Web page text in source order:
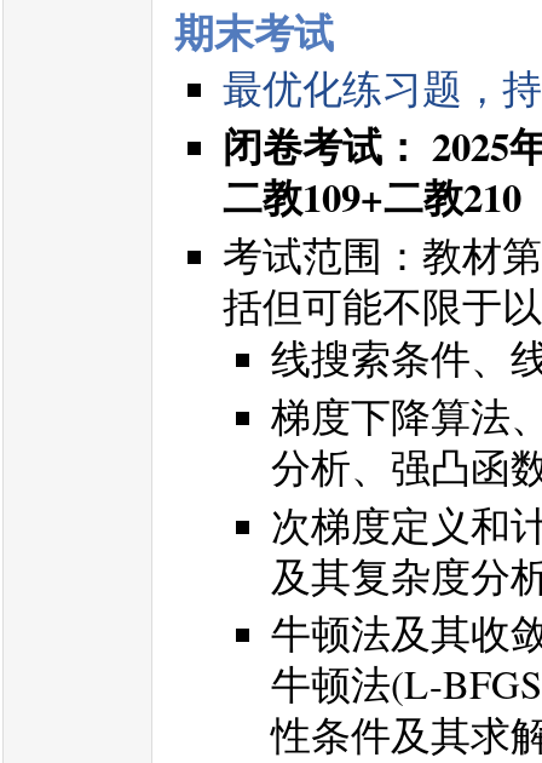
期末考试
最优化练习题，
闭卷考试： 2025
二教109+二教210
考试范围：教材
括但可能不限于
线搜索条件、
梯度下降算法
分析、强凸函
次梯度定义和
及其复杂度分
牛顿法及其收
牛顿法(L-
性条件及其求